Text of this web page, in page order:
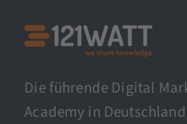
Die führende Digital
Academy in